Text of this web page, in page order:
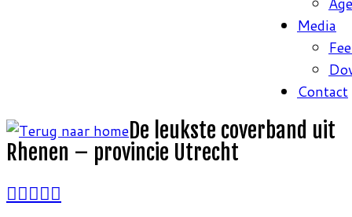
Media
Contact
De leukste coverband uit
Rhenen – provincie Utrecht